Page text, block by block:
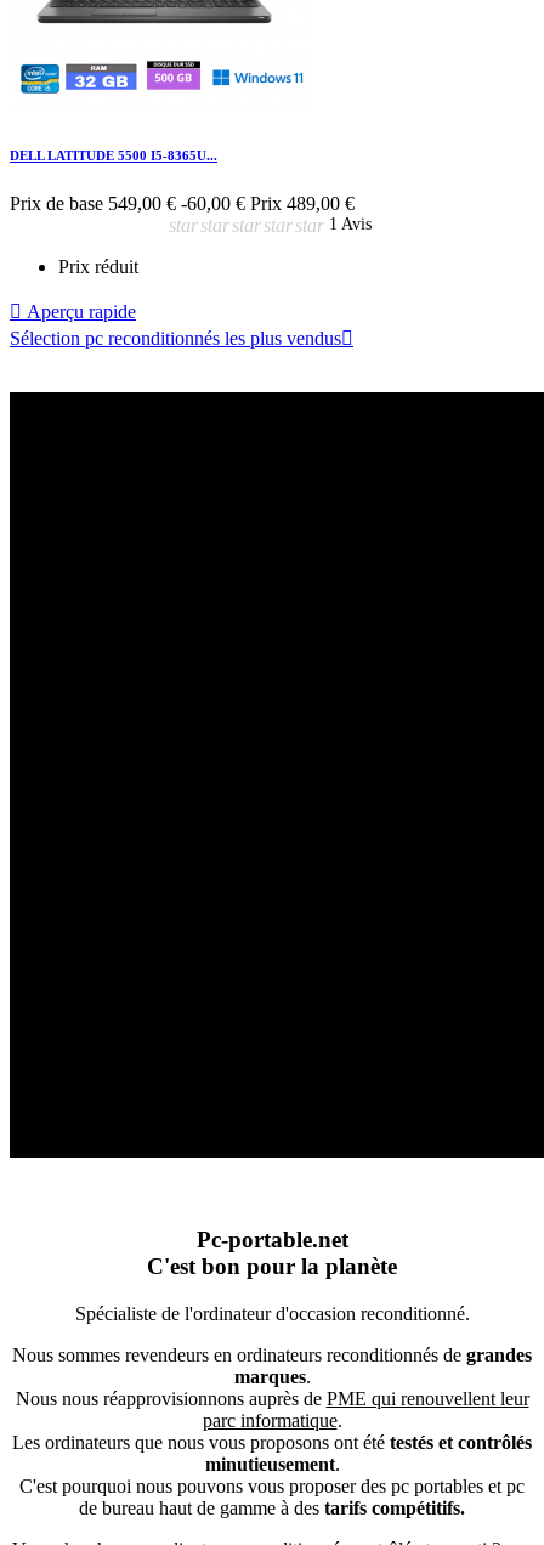
DELL LATITUDE 5500 I5-8365U...
Prix de base 549,00 € -60,00 € Prix 489,00 €
starstarstarstarstar 1 Avis
Prix réduit
 Aperçu rapide
Sélection pc reconditionnés les plus vendus
Pc-portable.net
C'est bon pour la planète
Spécialiste de l'ordinateur d'occasion reconditionné.
Nous sommes revendeurs en ordinateurs reconditionnés de grandes
marques.
Nous nous réapprovisionnons auprès de PME qui renouvellent leur
parc informatique.
Les ordinateurs que nous vous proposons ont été testés et contrôlés
minutieusement.
C'est pourquoi nous pouvons vous proposer des pc portables et pc
de bureau haut de gamme à des tarifs compétitifs.